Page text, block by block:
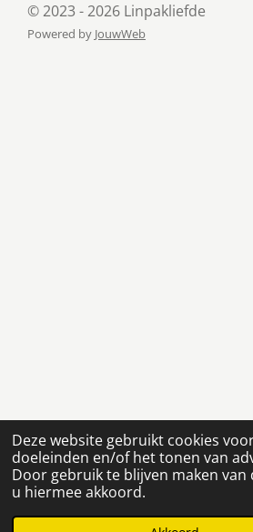
Deze website gebruikt cookies
doeleinden en/of het tonen van
Door gebruik te blijven maken van
u hiermee akkoord.
© 2023 - 2026 Linpakliefde
Powered by JouwWeb